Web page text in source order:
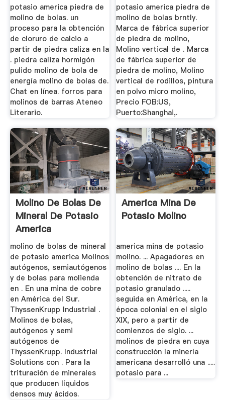
Hormigon
potasio america piedra de
molino de bolas. un
proceso para la obtención
de cloruro de calcio a
partir de piedra caliza en la
. piedra caliza hormigón
pulido molino de bola de
energía molino de bolas de.
Chat en línea. forros para
molinos de barras Ateneo
Literario.
potasio america piedra de
molino de bolas brntly.
Marca de fábrica superior
de piedra de molino,
Molino vertical de . Marca
de fábrica superior de
piedra de molino, Molino
vertical de rodillos, pintura
en polvo micro molino,
Precio FOB:US,
Puerto:Shanghai,.
Molino De Bolas De
Mineral De Potasio
America
molino de bolas de mineral
de potasio america Molinos
autógenos, semiautógenos
y de bolas para molienda
en . En una mina de cobre
en América del Sur.
ThyssenKrupp Industrial .
Molinos de bolas,
autógenos y semi
autógenos de
ThyssenKrupp. Industrial
Solutions con . Para la
trituración de minerales
que producen líquidos
densos muy ácidos.
America Mina De
Potasio Molino
america mina de potasio
molino. ... Apagadores en
molino de bolas .... En la
obtención de nitrato de
potasio granulado .....
seguida en América, en la
época colonial en el siglo
XIX, pero a partir de
comienzos de siglo. ...
molinos de piedra en cuya
construcción la minería
americana desarrolló una .....
potasio para ...